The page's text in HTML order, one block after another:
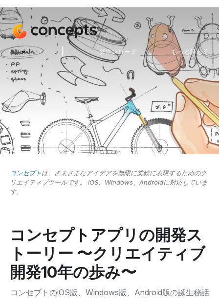
JA ダウンロード もっと詳しく
コンセプトは、さまざまなアイデアを無限に柔軟に表現するためのク
リエイティブツールです。 iOS、Windows、Androidに対応していま
す。
コンセプトアプリの開発ス
トーリー 〜クリエイティブ
開発10年の歩み〜
コンセプトのiOS版、Windows版、Android版の誕生秘話